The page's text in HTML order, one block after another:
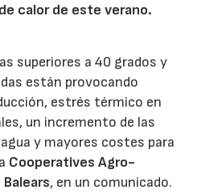
calor de este verano.
superiores a 40 grados y
están provocando
estrés térmico en
un incremento de las
y mayores costes para
Cooperatives Agro-
, en un comunicado.